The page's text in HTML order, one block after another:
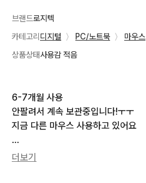
브랜드로지텍
카테고리 디지털 〉 PC/노트북 〉
마우스
상품상태사용감 적음
6-7개월 사용
안팔려서 계속 보관중입니다!ㅜㅜ
지금 다른 마우스 사용하고 있어요
마우스틀 빼고 다 있어요
더보기